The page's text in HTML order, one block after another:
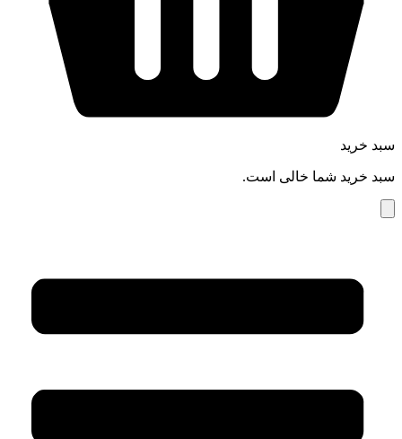
سبد خرید
سبد خرید شما خالی است.